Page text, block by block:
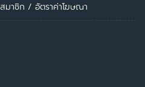
มาชิก / อัตราค่าโฆษณา